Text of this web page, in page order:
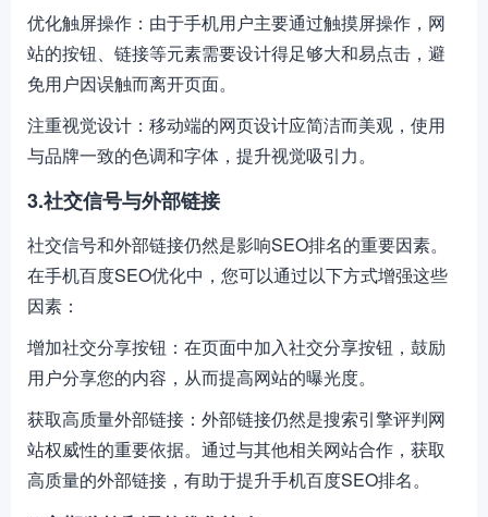
优化触屏操作：由于手机用户主要通过触摸屏操作，网
站的按钮、链接等元素需要设计得足够大和易点击，避
免用户因误触而离开页面。
注重视觉设计：移动端的网页设计应简洁而美观，使用
与品牌一致的色调和字体，提升视觉吸引力。
3.社交信号与外部链接
社交信号和外部链接仍然是影响SEO排名的重要因素。
在手机百度SEO优化中，您可以通过以下方式增强这些
因素：
增加社交分享按钮：在页面中加入社交分享按钮，鼓励
用户分享您的内容，从而提高网站的曝光度。
获取高质量外部链接：外部链接仍然是搜索引擎评判网
站权威性的重要依据。通过与其他相关网站合作，获取
高质量的外部链接，有助于提升手机百度SEO排名。